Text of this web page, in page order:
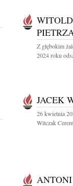
Z głębokim
2024 roku
JACEK
26 kwietnia
Witczak